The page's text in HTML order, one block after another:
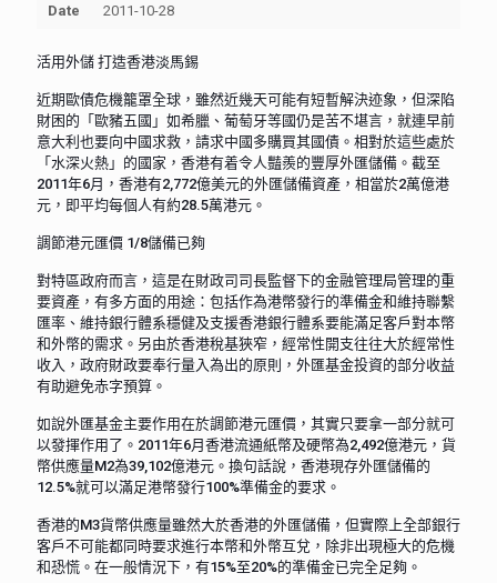
Date 2011-10-28
活用外儲 打造香港淡馬錫
近期歐債危機籠罩全球，雖然近幾天可能有短暫解決迹象，但深陷
財困的「歐豬五國」如希臘、葡萄牙等國仍是苦不堪言，就連早前
意大利也要向中國求救，請求中國多購買其國債。相對於這些處於
「水深火熱」的國家，香港有着令人豔羨的豐厚外匯儲備。截至
2011年6月，香港有2,772億美元的外匯儲備資產，相當於2萬億港
元，即平均每個人有約28.5萬港元。
調節港元匯價 1/8儲備已夠
對特區政府而言，這是在財政司司長監督下的金融管理局管理的重
要資產，有多方面的用途：包括作為港幣發行的準備金和維持聯繫
匯率、維持銀行體系穩健及支援香港銀行體系要能滿足客戶對本幣
和外幣的需求。另由於香港稅基狹窄，經常性開支往往大於經常性
收入，政府財政要奉行量入為出的原則，外匯基金投資的部分收益
有助避免赤字預算。
如說外匯基金主要作用在於調節港元匯價，其實只要拿一部分就可
以發揮作用了。2011年6月香港流通紙幣及硬幣為2,492億港元，貨
幣供應量M2為39,102億港元。換句話說，香港現存外匯儲備的
12.5%就可以滿足港幣發行100%準備金的要求。
香港的M3貨幣供應量雖然大於香港的外匯儲備，但實際上全部銀行
客戶不可能都同時要求進行本幣和外幣互兌，除非出現極大的危機
和恐慌。在一般情況下，有15%至20%的準備金已完全足夠。